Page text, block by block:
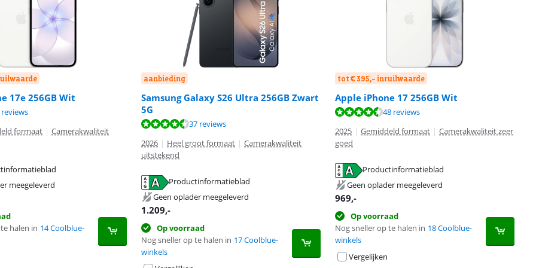
17e 256GB Wit
van de 10, gebaseerd op 9 reviews.
formaat | Camerakwaliteit
meegeleverd
halen in 14 Coolblue-
aanbieding
Samsung Galaxy S26 Ultra 256GB Zwart
5G
37 reviews
2026 | Heel groot formaat | Camerakwaliteit
uitstekend
Productinformatieblad
Geen oplader meegeleverd
1.209,-
Op voorraad
Nog sneller op te halen in 17 Coolblue-
winkels
tot € 395,- inruilwaarde
Apple iPhone 17 256GB Wit
van de 10, gebaseerd op 48 reviews.
48 reviews
2025 | Gemiddeld formaat | Camerakwaliteit zeer
goed
Productinformatieblad
Geen oplader meegeleverd
969,-
Op voorraad
Nog sneller op te halen in 18 Coolblue-
winkels
Vergelijken